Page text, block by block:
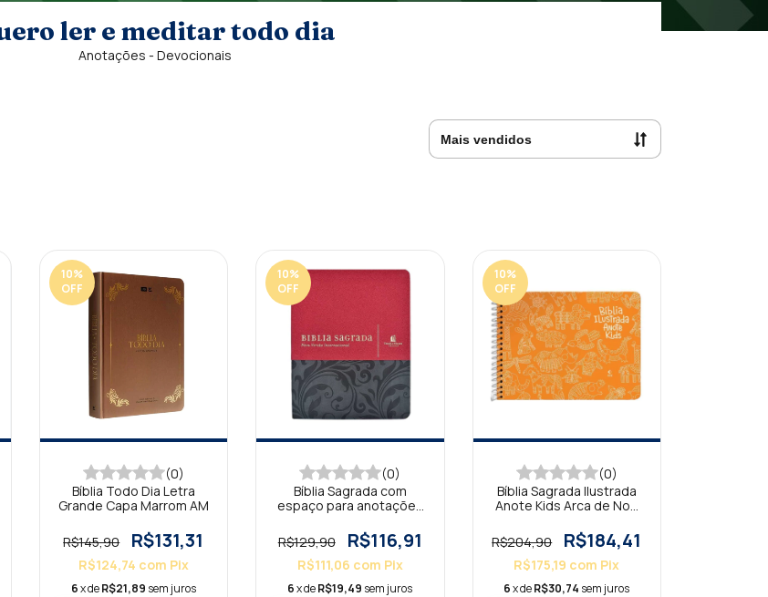
ler e meditar todo dia
Anotações - Devocionais
10%
OFF
(0)
Bíblia Todo Dia Letra
Grande Capa Marrom AM
R$145,90 R$131,31
R$124,74 com Pix
6x deR$21,89 sem juros
10%
OFF
(0)
Bíblia Sagrada com
espaço para anotações
R$129,90
R$116,91
R$111,06 com Pix
6x deR$19,49 sem juros
10%
OFF
(0)
Bíblia Sagrada Ilustrada
Anote Kids Arca de Noé
R$204,90
R$184,41
R$175,19 com Pix
6x deR$30,74 sem juros